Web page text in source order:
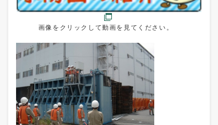
画像をクリックして動画を見てください。